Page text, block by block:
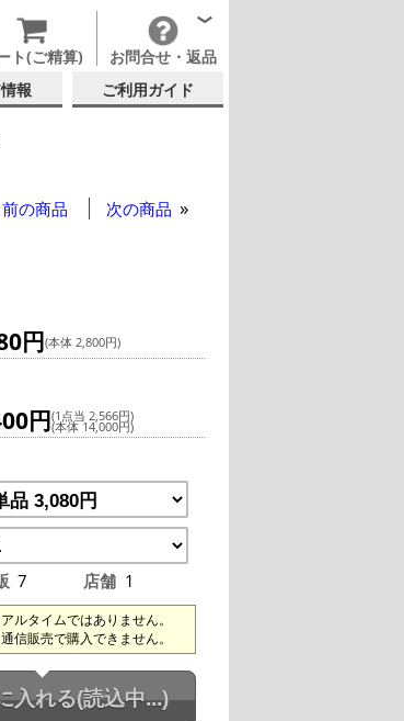
ト(ご精算) お問合せ・返品
報 ご利用ガイド
前の商品 次の商品
円(本体 2,800円)
円(1点当 2,566円)
(本体 14,000円)
7 店舗 1
ルタイムではありません。
信販売で購入できません。
入れる(読込中...)